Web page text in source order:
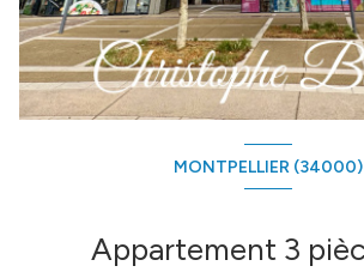
MONTPELLIER (34000)
Appartement 3 pièce(s) 2